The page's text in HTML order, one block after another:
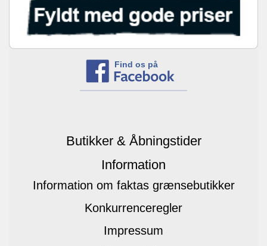
Find os på
Butikker & Åbningstider
Information
Information om faktas grænsebutikker
Konkurrenceregler
Impressum